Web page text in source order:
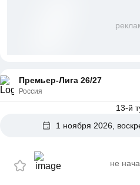
Премьер-Лига 26/27
Россия
13-й
1 ноября 2026,
не